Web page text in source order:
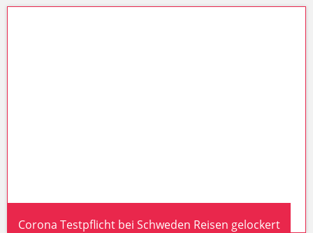
Corona Testpflicht bei Schweden Reisen gelockert